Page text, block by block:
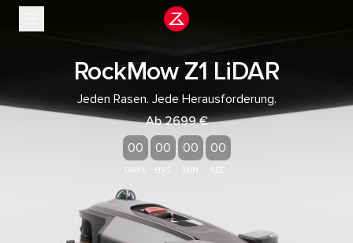
Stop slide rotation
RockMow Z1 LiDAR
Jeden Rasen. Jede Herausforderung.
Ab 2699 €
, 1970/1/1 08:00:00
00
DAYS
: 00
HRS
: 00
MIN
: 00
SEC